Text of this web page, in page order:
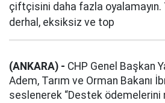
çiftçisini daha fazla
derhal, eksiksiz ve top
(ANKARA) - CHP Genel Başkan
Adem, Tarım ve Orman Bakanı
seslenerek “Destek ödemelerini